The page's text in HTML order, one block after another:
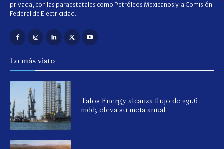
privada, con las paraestatales como Petróleos Mexicanos y la Comisión
Federal de Electricidad.
Lo más visto
Talos Energy alcanza flujo de 231.6
mdd; eleva su meta anual